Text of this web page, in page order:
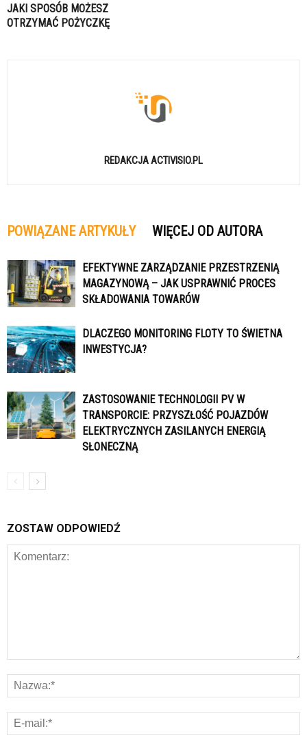
JAKI SPOSÓB MOŻESZ
OTRZYMAĆ POŻYCZKĘ
REDAKCJA ACTIVISIO.PL
POWIĄZANE ARTYKUŁY WIĘCEJ OD AUTORA
EFEKTYWNE ZARZĄDZANIE PRZESTRZENIĄ
MAGAZYNOWĄ – JAK USPRAWNIĆ PROCES
SKŁADOWANIA TOWARÓW
DLACZEGO MONITORING FLOTY TO ŚWIETNA
INWESTYCJA?
ZASTOSOWANIE TECHNOLOGII PV W
TRANSPORCIE: PRZYSZŁOŚĆ POJAZDÓW
ELEKTRYCZNYCH ZASILANYCH ENERGIĄ
SŁONECZNĄ
ZOSTAW ODPOWIEDŹ